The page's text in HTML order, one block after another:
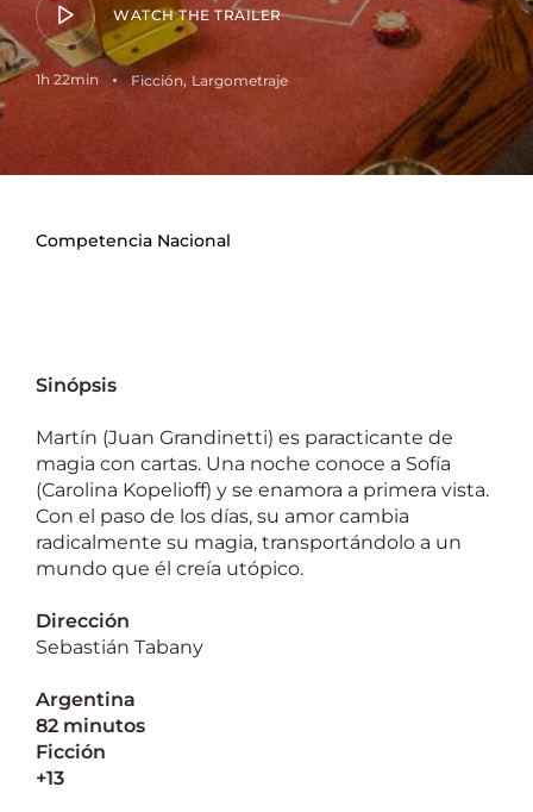
WATCH THE TRAILER
1h 22min Ficción Largometraje
Competencia Nacional
Sinópsis
Martín (Juan Grandinetti) es paracticante de
magia con cartas. Una noche conoce a Sofía
(Carolina Kopelioff) y se enamora a primera vista.
Con el paso de los días, su amor cambia
radicalmente su magia, transportándolo a un
mundo que él creía utópico.
Dirección
Sebastián Tabany
Argentina
82 minutos
Ficción
+13